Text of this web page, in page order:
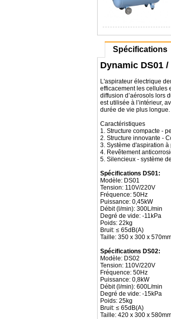
Spécifications
Dynamic DS01
L'aspirateur électrique
efficacement les cellules
diffusion d’aérosols lors
est utilisée à l’intérieur,
durée de vie plus
Caractéristiques
1. Structure compacte -
2. Structure innovante -
3. Système d'aspiration
4. Revêtement
5. Silencieux - système
Spécifications DS01:
Modèle: DS01
Tension: 110V/220V
Fréquence: 50Hz
Puissance: 0,45kW
Débit (l/min): 300L/min
Degré de vide: -11kPa
Poids: 22kg
Bruit: ≤ 65dB(A)
Taille: 350 x 300 x
Spécifications DS02:
Modèle: DS02
Tension: 110V/220V
Fréquence: 50Hz
Puissance: 0,8kW
Débit (l/min): 600L/min
Degré de vide: -15kPa
Poids: 25kg
Bruit: ≤ 65dB(A)
Taille: 420 x 300 x